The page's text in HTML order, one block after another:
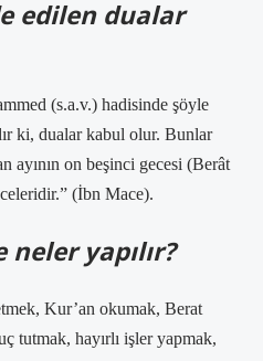
edilen dualar
(s.a.v.) hadisinde şöyle
ki, dualar kabul olur. Bunlar
ayının on beşinci gecesi (Berât
(İbn Mace).
neler yapılır?
Kur’an okumak, Berat
tutmak, hayırlı işler yapmak,